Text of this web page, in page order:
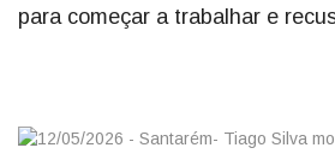
para começar a trabalhar e